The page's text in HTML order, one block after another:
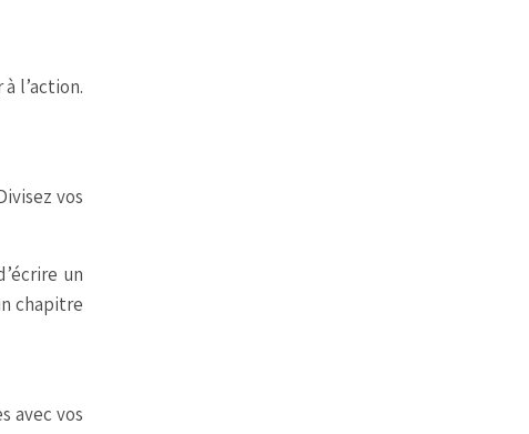
l’action.
vos
un
chapitre
avec vos